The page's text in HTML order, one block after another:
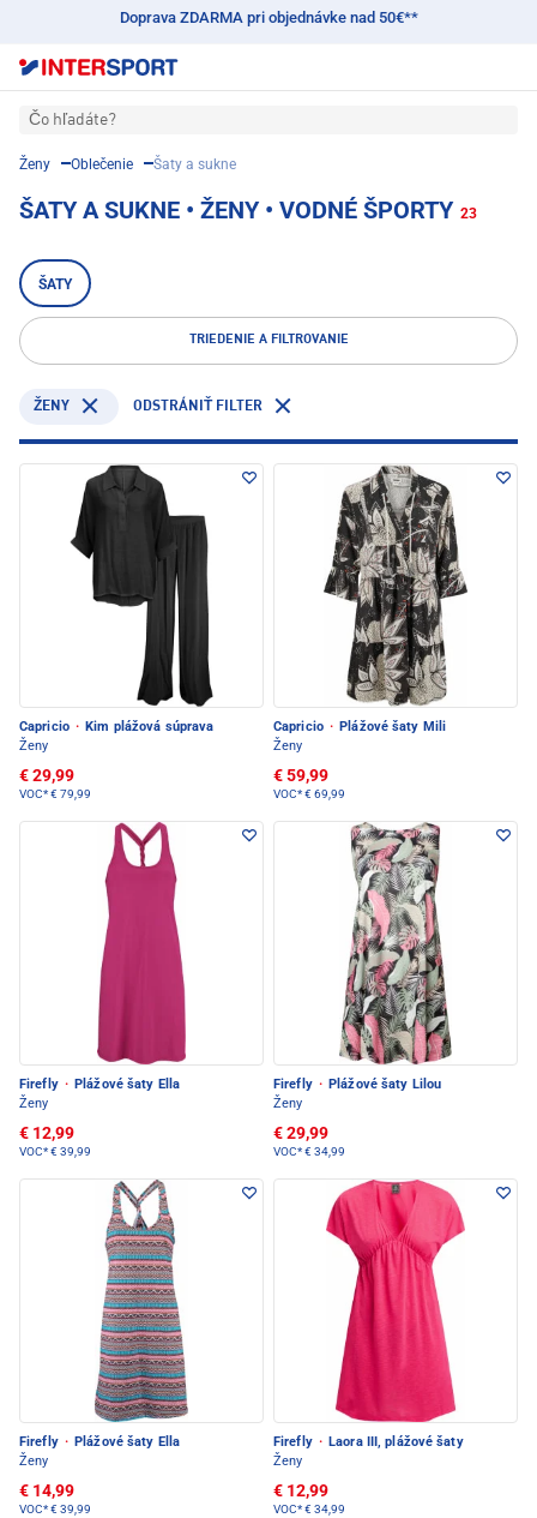
Doprava ZDARMA pri objednávke nad 50€**
Čo hľadáte?
Ženy Oblečenie Šaty a sukne
ŠATY A SUKNE • ŽENY • VODNÉ ŠPORTY 23
ŠATY
TRIEDENIE A FILTROVANIE
ŽENY ODSTRÁNIŤ FILTER
Capricio · Kim plážová súprava
Ženy
€ 29,99
VOC*€ 79,99
Capricio · Plážové šaty Mili
Ženy
€ 59,99
VOC*€ 69,99
Firefly · Plážové šaty Ella
Ženy
€ 12,99
VOC*€ 39,99
Firefly · Plážové šaty Lilou
Ženy
€ 29,99
VOC*€ 34,99
Firefly · Plážové šaty Ella
Ženy
€ 14,99
VOC*€ 39,99
Firefly · Laora III, plážové šaty
Ženy
€ 12,99
VOC*€ 34,99